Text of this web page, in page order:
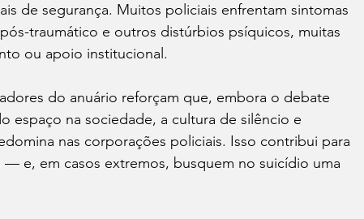
de segurança. Muitos policiais enfrentam sintomas
traumático e outros distúrbios psíquicos, muitas
ou apoio institucional.
do anuário reforçam que, embora o debate
espaço na sociedade, a cultura de silêncio e
nas corporações policiais. Isso contribui para
e, em casos extremos, busquem no suicídio uma